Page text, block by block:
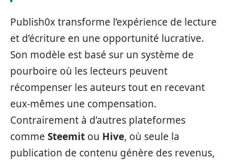
Publish0x transforme l’expérience de lecture
et d’écriture en une opportunité lucrative.
Son modèle est basé sur un système de
pourboire où les lecteurs peuvent
récompenser les auteurs tout en recevant
eux-mêmes une compensation.
Contrairement à d’autres plateformes
comme Steemit ou Hive, où seule la
publication de contenu génère des revenus,